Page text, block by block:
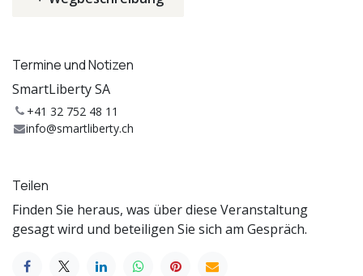
Termine und Notizen
SmartLiberty SA
+41 32 752 48 11
info@smartliberty.ch
Teilen
Finden Sie heraus, was über diese Veranstaltung
gesagt wird und beteiligen Sie sich am Gespräch.